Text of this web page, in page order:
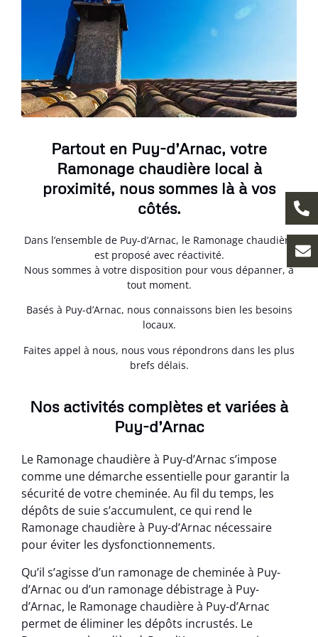
Partout en Puy-d’Arnac, votre
Ramonage chaudière local à
proximité, nous sommes là à vos
côtés.
Dans l’ensemble de Puy-d’Arnac, le Ramonage chaudière
est proposé avec réactivité.
Nous sommes à votre disposition pour vous dépanner, à
tout moment.
Basés à Puy-d’Arnac, nous connaissons bien les besoins
locaux.
Faites appel à nous, nous vous répondrons dans les plus
brefs délais.
Nos activités complètes et variées à
Puy-d’Arnac
Le Ramonage chaudière à Puy-d’Arnac s’impose
comme une démarche essentielle pour garantir la
sécurité de votre cheminée. Au fil du temps, les
dépôts de suie s’accumulent, ce qui rend le
Ramonage chaudière à Puy-d’Arnac nécessaire
pour éviter les dysfonctionnements.
Qu’il s’agisse d’un ramonage de cheminée à Puy-
d’Arnac ou d’un ramonage débistrage à Puy-
d’Arnac, le Ramonage chaudière à Puy-d’Arnac
permet de éliminer les dépôts incrustés. Le